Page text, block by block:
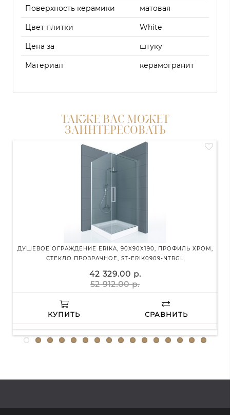
Поверхность керамики матовая
Цвет плитки White
Цена за штуку
Материал керамогранит
ТАКЖЕ ВАС МОЖЕТ
ЗАИНТЕРЕСОВАТЬ
ДУШЕВОЕ ОГРАЖДЕНИЕ ERIKA, 90X90X190, ПРОФИЛЬ ХРОМ,
СТЕКЛО ПРОЗРАЧНОЕ, ST-ERIK0909-NTRGL
42 329.00 р.
52 912.00 р.
КУПИТЬ СРАВНИТЬ